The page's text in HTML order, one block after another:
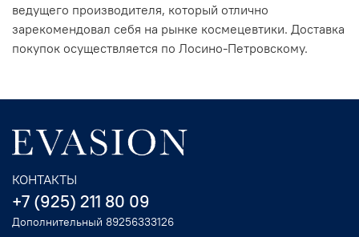
ведущего производителя, который отлично
зарекомендовал себя на рынке космецевтики. Доставка
покупок осуществляется по Лосино-Петровскому.
КОНТАКТЫ
+7 (925) 211 80 09
Дополнительный 89256333126